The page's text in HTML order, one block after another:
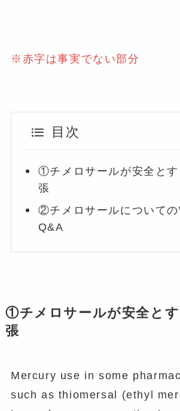
※赤字は事実でない部分
目次
①チメロサールが安全とす
張
②チメロサールについて
Q&A
①チメロサールが安全と
張
Mercury use in some
such as thiomersal (ethyl